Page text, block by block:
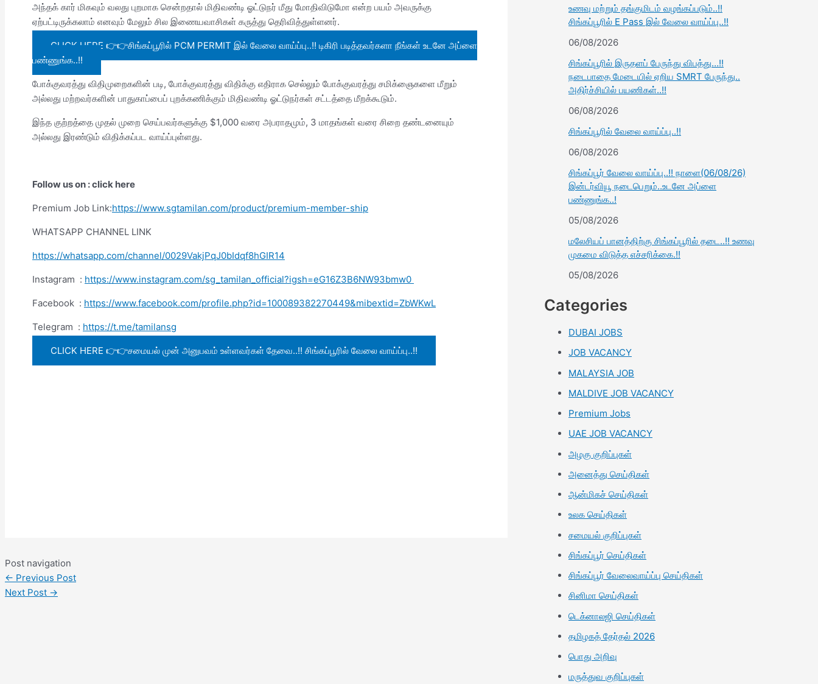
அந்தக் கார் மிகவும் வலது புறமாக சென்றதால் மிதிவண்டி ஓட்டுநர் மீது மோதிவிடுமோ என்ற பயம் அவருக்கு
ஏற்பட்டிருக்கலாம் எனவும் மேலும் சில இணையவாசிகள் கருத்து தெரிவித்துள்ளனர்.
CLICK HERE 👉👉சிங்கப்பூரில் PCM PERMIT இல் வேலை வாய்ப்பு..!! டிகிரி படித்தவர்களா நீங்கள் உடனே அப்ளை
பண்ணுங்க..!!
போக்குவரத்து விதிமுறைகளின் படி, போக்குவரத்து விதிக்கு எதிராக செல்லும் போக்குவரத்து சமிக்ஞைகளை மீறும்
அல்லது மற்றவர்களின் பாதுகாப்பைப் புறக்கணிக்கும் மிதிவண்டி ஓட்டுநர்கள் சட்டத்தை மீறக்கூடும்.
இந்த குற்றத்தை முதல் முறை செய்பவர்களுக்கு $1,000 வரை அபராதமும், 3 மாதங்கள் வரை சிறை தண்டனையும்
அல்லது இரண்டும் விதிக்கப்பட வாய்ப்புள்ளது.
Follow us on : click here
Premium Job Link:https://www.sgtamilan.com/product/premium-member-ship
WHATSAPP CHANNEL LINK
https://whatsapp.com/channel/0029VakjPqJ0bIdqf8hGIR14
Instagram : https://www.instagram.com/sg_tamilan_official?igsh=eG16Z3B6NW93bmw0
Facebook : https://www.facebook.com/profile.php?id=100089382270449&mibextid=ZbWKwL
Telegram : https://t.me/tamilansg
CLICK HERE 👉👉சமையல் முன் அனுபவம் உள்ளவர்கள் தேவை..!! சிங்கப்பூரில் வேலை வாய்ப்பு..!!
Post navigation
← Previous Post
Next Post →
உணவு மற்றும் தங்குமிடம் வழங்கப்படும்..!!
சிங்கப்பூரில் E Pass இல் வேலை வாய்ப்பு..!!
06/08/2026
சிங்கப்பூரில் இருதளப் பேருந்து விபத்து…!!
நடைபாதை மேடையில் ஏறிய SMRT பேருந்து..
அதிர்ச்சியில் பயணிகள்..!!
06/08/2026
சிங்கப்பூரில் வேலை வாய்ப்பு..!!
06/08/2026
சிங்கப்பூர் வேலை வாய்ப்பு..!! நாளை(06/08/26)
இன்டர்வியூ நடைபெறும்..உடனே அப்ளை
பண்ணுங்க..!
05/08/2026
மலேசியப் பானத்திற்கு சிங்கப்பூரில் தடை..!! உணவு
முகமை விடுத்த எச்சரிக்கை.!!
05/08/2026
Categories
DUBAI JOBS
JOB VACANCY
MALAYSIA JOB
MALDIVE JOB VACANCY
Premium Jobs
UAE JOB VACANCY
அழகு குறிப்புகள்
அனைத்து செய்திகள்
ஆன்மிகச் செய்திகள்
உலக செய்திகள்
சமையல் குறிப்புகள்
சிங்கப்பூர் செய்திகள்
சிங்கப்பூர் வேலைவாய்ப்பு செய்திகள்
சினிமா செய்திகள்
டெக்னாலஜி செய்திகள்
தமிழகத் தேர்தல் 2026
பொது அறிவு
மருத்துவ குறிப்புகள்